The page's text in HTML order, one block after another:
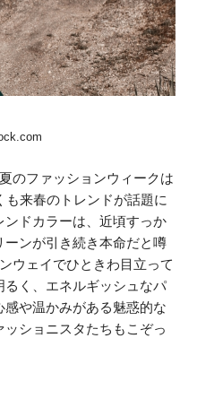
のファッションウィークは
来春のトレンドが話題に
ドカラーは、近頃すっか
ーンが引き続き本命だと噂
ウェイでひときわ目立って
く、エネルギッシュなパ
や温かみがある魅惑的な
ショニスタたちもこぞっ